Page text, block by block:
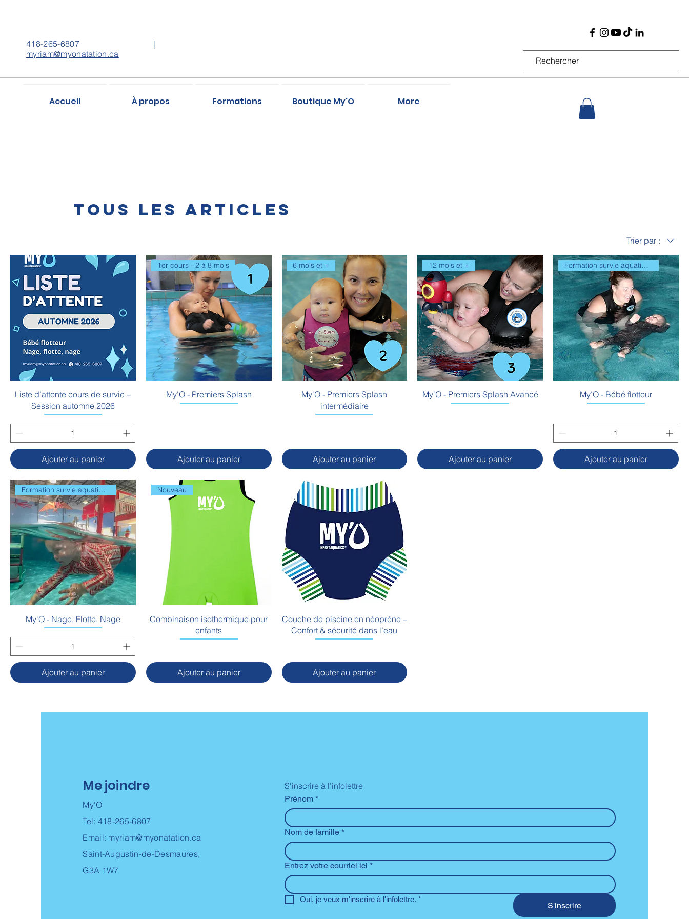
418-265-6807 |
myriam@myonatation.ca
Accueil À propos Formations Boutique My'O More
Tous les articles
Trier par :
Liste d’attente cours de survie –
Session automne 2026
Ajouter au panier
1er cours - 2 à 8 mois
My'O - Premiers Splash
Ajouter au panier
6 mois et +
My'O - Premiers Splash
intermédiaire
Ajouter au panier
12 mois et +
My'O - Premiers Splash Avancé
Ajouter au panier
Formation survie aquatique
My'O - Bébé flotteur
Ajouter au panier
Formation survie aquatique
My'O - Nage, Flotte, Nage
Ajouter au panier
Nouveau
Combinaison isothermique pour
enfants
Ajouter au panier
Couche de piscine en néoprène –
Confort & sécurité dans l’eau
Ajouter au panier
Me joindre
My'O
Tel: 418-265-6807
Email: myriam@myonatation.ca
Saint-Augustin-de-Desmaures,
G3A 1W7
S'inscrire à l'infolettre
Prénom *
Nom de famille *
Entrez votre courriel ici *
Oui, je veux m'inscrire à l'infolettre. *
S'inscrire